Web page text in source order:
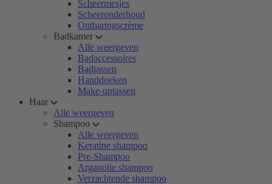
Scheermesjes
Scheeronderhoud
Ontharingscrème
Badkamer
Alle weergeven
Badaccessoires
Badjassen
Handdoeken
Make-uptassen
Haar
Alle weergeven
Shampoo
Alle weergeven
Keratine shampoo
Pre-Shampoo
Arganolie shampoo
Verzachtende shampoo